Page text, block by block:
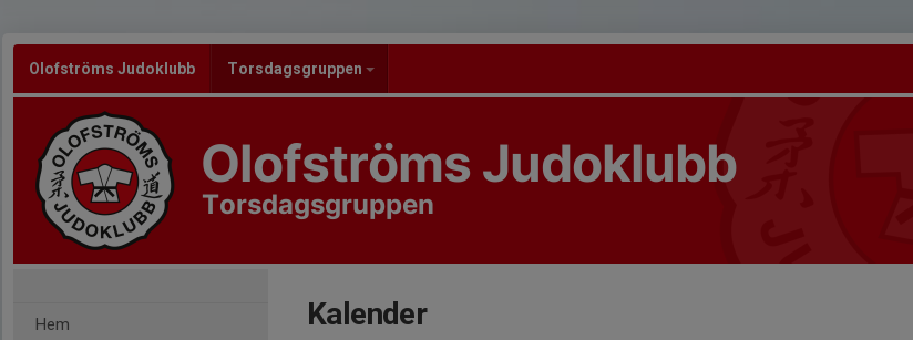
Olofströms Judoklubb Torsdagsgruppen
Olofströms Judoklubb
Torsdagsgruppen
Hem Kalender